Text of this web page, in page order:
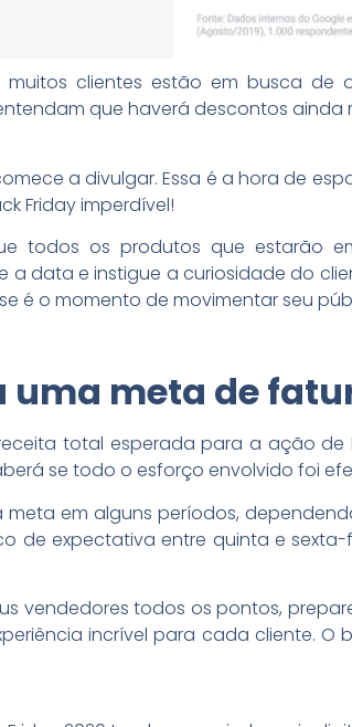
clientes estão em busca de
que haverá descontos ainda
a divulgar. Essa é a hora de
Friday imperdível!
todos os produtos que estarão
data e instigue a curiosidade do
é o momento de movimentar seu
uma meta de
total esperada para a ação de
se todo o esforço envolvido foi
em alguns períodos,
de expectativa entre quinta e
vendedores todos os pontos,
incrível para cada cliente. O